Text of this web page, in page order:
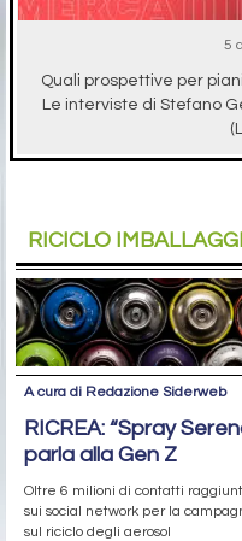
5
Quali prospettive per
Le interviste di Stefano
RICICLO IMBALLAGGI
A cura di Redazione Siderweb
RICREA: “Spray
parla alla Gen Z
Oltre 6 milioni di contatti
sui social network per la
sul riciclo degli aerosol